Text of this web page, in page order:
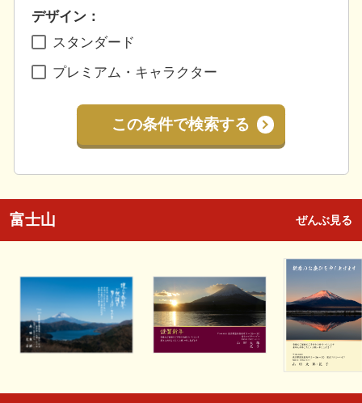
デザイン：
スタンダード
プレミアム・キャラクター
この条件で検索する
富士山 ぜんぶ見る